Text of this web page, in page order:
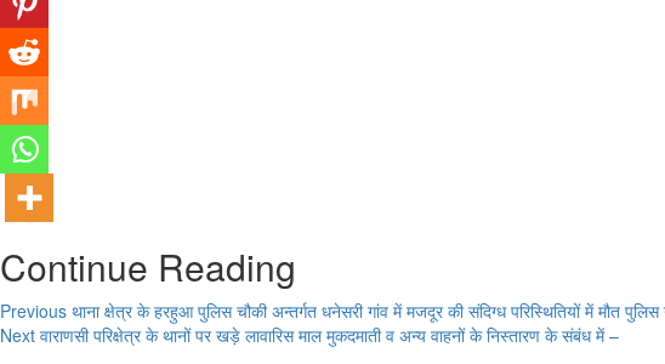
Continue Reading
Previous थाना क्षेत्र के हरहुआ पुलिस चौकी अन्तर्गत धनेसरी गांव में मजदूर की संदिग्ध परिस्थितियों में मौत
Next वाराणसी परिक्षेत्र के थानों पर खड़े लावारिस माल मुकदमाती व अन्य वाहनों के निस्तारण के संबंध में –